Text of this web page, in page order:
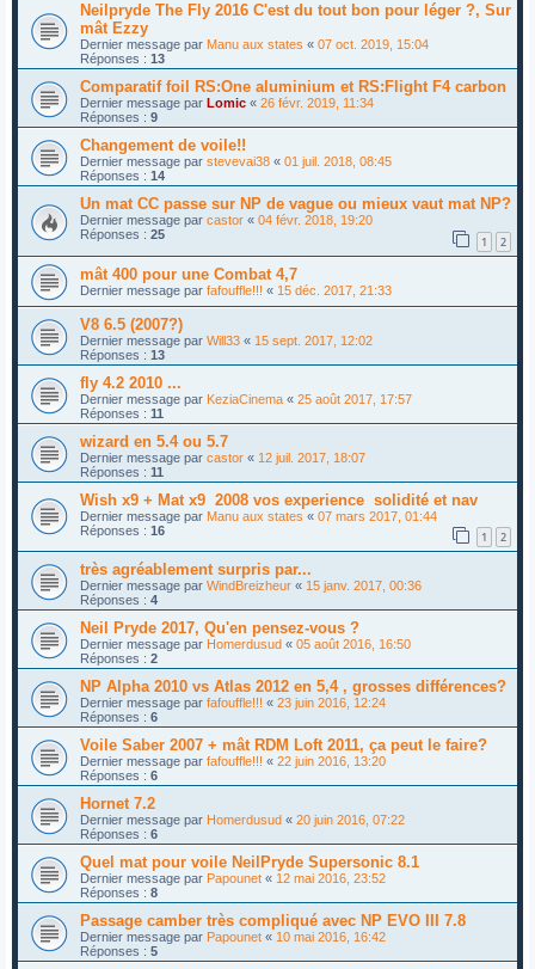
Neilpryde The Fly 2016 C'est du tout bon pour léger ?, Sur
mât Ezzy
Dernier message par Manu aux states « 07 oct. 2019, 15:04
Réponses : 13
Comparatif foil RS:One aluminium et RS:Flight F4 carbon
Dernier message par Lomic « 26 févr. 2019, 11:34
Réponses : 9
Changement de voile!!
Dernier message par stevevai38 « 01 juil. 2018, 08:45
Réponses : 14
Un mat CC passe sur NP de vague ou mieux vaut mat NP?
Dernier message par castor « 04 févr. 2018, 19:20
Réponses : 25 1 2
mât 400 pour une Combat 4,7
Dernier message par fafouffle!!! « 15 déc. 2017, 21:33
V8 6.5 (2007?)
Dernier message par Will33 « 15 sept. 2017, 12:02
Réponses : 13
fly 4.2 2010 ...
Dernier message par KeziaCinema « 25 août 2017, 17:57
Réponses : 11
wizard en 5.4 ou 5.7
Dernier message par castor « 12 juil. 2017, 18:07
Réponses : 11
Wish x9 + Mat x9 2008 vos experience solidité et nav
Dernier message par Manu aux states « 07 mars 2017, 01:44
Réponses : 16 1 2
très agréablement surpris par...
Dernier message par WindBreizheur « 15 janv. 2017, 00:36
Réponses : 4
Neil Pryde 2017, Qu'en pensez-vous ?
Dernier message par Homerdusud « 05 août 2016, 16:50
Réponses : 2
NP Alpha 2010 vs Atlas 2012 en 5,4 , grosses différences?
Dernier message par fafouffle!!! « 23 juin 2016, 12:24
Réponses : 6
Voile Saber 2007 + mât RDM Loft 2011, ça peut le faire?
Dernier message par fafouffle!!! « 22 juin 2016, 13:20
Réponses : 6
Hornet 7.2
Dernier message par Homerdusud « 20 juin 2016, 07:22
Réponses : 6
Quel mat pour voile NeilPryde Supersonic 8.1
Dernier message par Papounet « 12 mai 2016, 23:52
Réponses : 8
Passage camber très compliqué avec NP EVO III 7.8
Dernier message par Papounet « 10 mai 2016, 16:42
Réponses : 5